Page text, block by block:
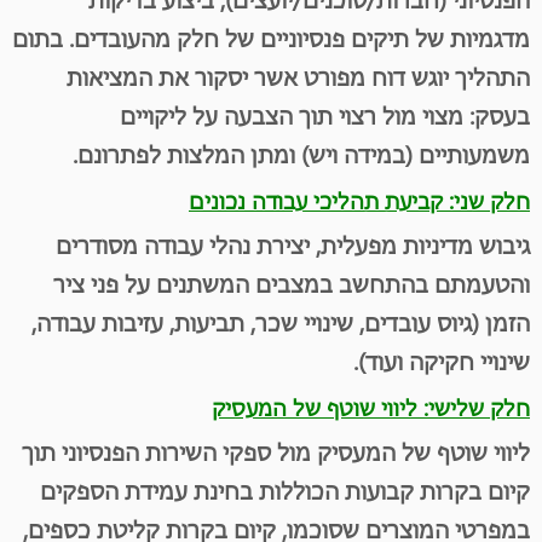
מדגמיות של תיקים פנסיוניים של חלק מהעובדים. בתום
התהליך יוגש דוח מפורט אשר יסקור את המציאות
בעסק: מצוי מול רצוי תוך הצבעה על ליקויים
משמעותיים (במידה ויש) ומתן המלצות לפתרונם.
חלק שני: קביעת תהליכי עבודה נכונים
גיבוש מדיניות מפעלית, יצירת נהלי עבודה מסודרים
והטעמתם בהתחשב במצבים המשתנים על פני ציר
הזמן (גיוס עובדים, שינויי שכר, תביעות, עזיבות עבודה,
שינויי חקיקה ועוד).
חלק שלישי: ליווי שוטף של המעסיק
ליווי שוטף של המעסיק מול ספקי השירות הפנסיוני תוך
קיום בקרות קבועות הכוללות בחינת עמידת הספקים
במפרטי המוצרים שסוכמו, קיום בקרות קליטת כספים,